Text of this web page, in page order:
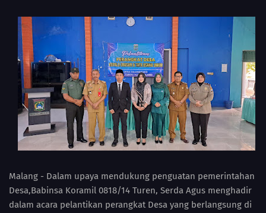
Malang - Dalam upaya mendukung penguatan pemerintahan
Desa,Babinsa Koramil 0818/14 Turen, Serda Agus menghadir
dalam acara pelantikan perangkat Desa yang berlangsung di